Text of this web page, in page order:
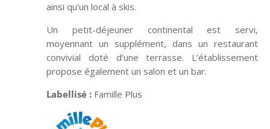
ainsi qu’un local à skis.
Un petit-déjeuner continental est servi,
moyennant un supplément, dans un restaurant
convivial doté d’une terrasse. L’établissement
propose également un salon et un bar.
Labellisé : Famille Plus